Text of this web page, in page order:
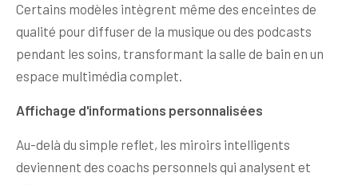
Certains modèles intègrent même des enceintes de
qualité pour diffuser de la musique ou des podcasts
pendant les soins, transformant la salle de bain en un
espace multimédia complet.
Affichage d'informations personnalisées
Au-delà du simple reflet, les miroirs intelligents
deviennent des coachs personnels qui analysent et